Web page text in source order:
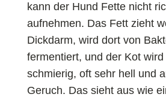
kann der Hund Fette nicht
aufnehmen. Das Fett zieht
Dickdarm, wird dort von
fermentiert, und der Kot wird
schmierig, oft sehr hell und
Geruch. Das sieht aus wie